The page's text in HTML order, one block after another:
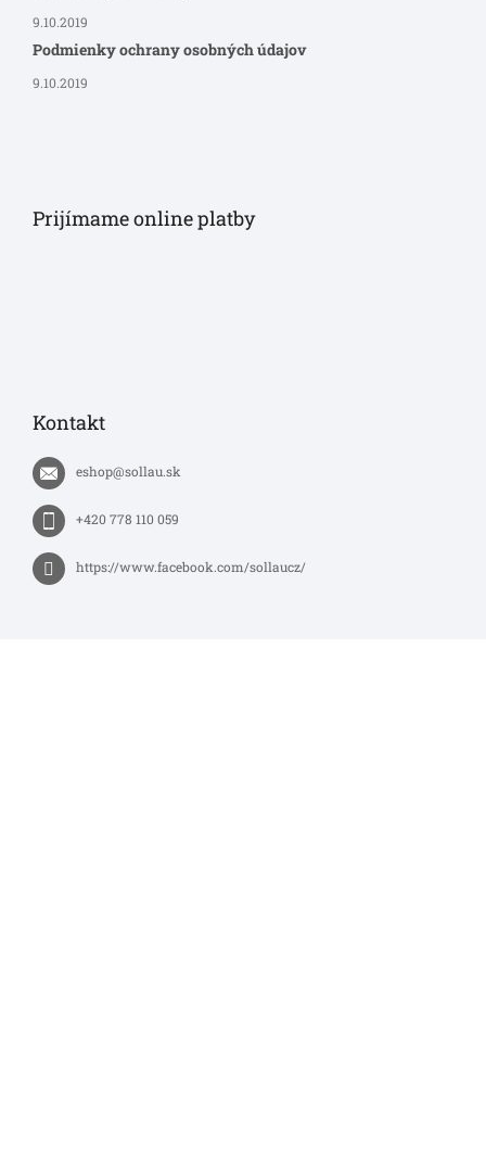
9.10.2019
Podmienky ochrany osobných údajov
9.10.2019
Prijímame online platby
Kontakt
eshop@sollau.sk
+420 778 110 059
https://www.facebook.com/sollaucz/